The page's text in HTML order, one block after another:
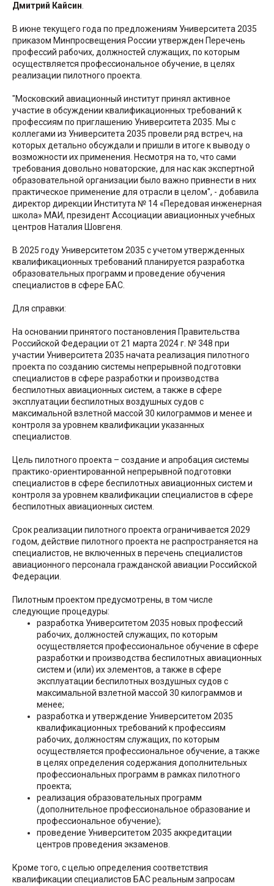
Дмитрий Кайсин
В июне текущего года по предложениям Университета 2035
приказом Минпросвещения России утвержден Перечень
профессий рабочих, должностей служащих, по которым
осуществляется профессиональное обучение, в целях
реализации пилотного проекта.
"Московский авиационный институт принял активное
участие в обсуждении квалификационных требований к
профессиям по приглашению Университета 2035. Мы с
коллегами из Университета 2035 провели ряд встреч, на
которых детально обсуждали и пришли в итоге к выводу о
возможности их применения. Несмотря на то, что сами
требования довольно новаторские, для нас как экспертной
образовательной организации было важно привнести в них
практическое применение для отрасли в целом", - добавила
директор дирекции Института № 14 «Передовая инженерная
школа» МАИ, президент Ассоциации авиационных учебных
центров Наталия Шовгеня.
В 2025 году Университетом 2035 с учетом утвержденных
квалификационных требований планируется разработка
образовательных программ и проведение обучения
специалистов в сфере БАС.
Для справки:
На основании принятого постановления Правительства
Российской Федерации от 21 марта 2024 г. № 348 при
участии Университета 2035 начата реализация пилотного
проекта по созданию системы непрерывной подготовки
специалистов в сфере разработки и производства
беспилотных авиационных систем, а также в сфере
эксплуатации беспилотных воздушных судов с
максимальной взлетной массой 30 килограммов и менее и
контроля за уровнем квалификации указанных
специалистов.
Цель пилотного проекта – создание и апробация системы
практико-ориентированной непрерывной подготовки
специалистов в сфере беспилотных авиационных систем и
контроля за уровнем квалификации специалистов в сфере
беспилотных авиационных систем.
Срок реализации пилотного проекта ограничивается 2029
годом, действие пилотного проекта не распространяется на
специалистов, не включенных в перечень специалистов
авиационного персонала гражданской авиации Российской
Федерации.
Пилотным проектом предусмотрены, в том числе
следующие процедуры:
разработка Университетом 2035 новых профессий
рабочих, должностей служащих, по которым
осуществляется профессиональное обучение в сфере
разработки и производства беспилотных авиационных
систем и (или) их элементов, а также в сфере
эксплуатации беспилотных воздушных судов с
максимальной взлетной массой 30 килограммов и
менее;
разработка и утверждение Университетом 2035
квалификационных требований к профессиям
рабочих, должностям служащих, по которым
осуществляется профессиональное обучение, а также
в целях определения содержания дополнительных
профессиональных программ в рамках пилотного
проекта;
реализация образовательных программ
(дополнительное профессиональное образование и
профессиональное обучение);
проведение Университетом 2035 аккредитации
центров проведения экзаменов.
Кроме того, с целью определения соответствия
квалификации специалистов БАС реальным запросам